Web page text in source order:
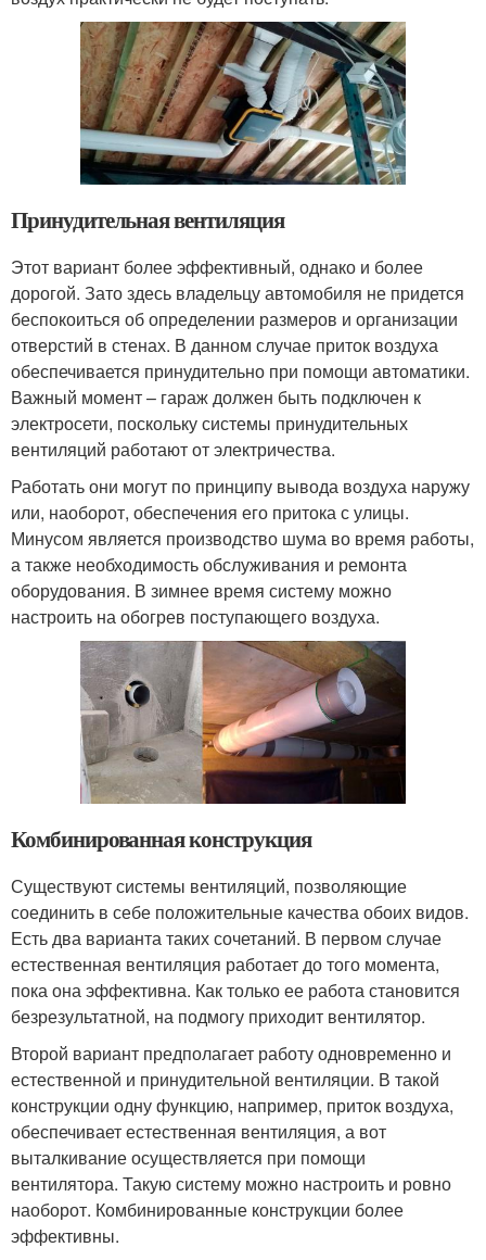
Принудительная вентиляция
Этот вариант более эффективный, однако и более
дорогой. Зато здесь владельцу автомобиля не придется
беспокоиться об определении размеров и организации
отверстий в стенах. В данном случае приток воздуха
обеспечивается принудительно при помощи автоматики.
Важный момент – гараж должен быть подключен к
электросети, поскольку системы принудительных
вентиляций работают от электричества.
Работать они могут по принципу вывода воздуха наружу
или, наоборот, обеспечения его притока с улицы.
Минусом является производство шума во время работы,
а также необходимость обслуживания и ремонта
оборудования. В зимнее время систему можно
настроить на обогрев поступающего воздуха.
Комбинированная конструкция
Существуют системы вентиляций, позволяющие
соединить в себе положительные качества обоих видов.
Есть два варианта таких сочетаний. В первом случае
естественная вентиляция работает до того момента,
пока она эффективна. Как только ее работа становится
безрезультатной, на подмогу приходит вентилятор.
Второй вариант предполагает работу одновременно и
естественной и принудительной вентиляции. В такой
конструкции одну функцию, например, приток воздуха,
обеспечивает естественная вентиляция, а вот
выталкивание осуществляется при помощи
вентилятора. Такую систему можно настроить и ровно
наоборот. Комбинированные конструкции более
эффективны.